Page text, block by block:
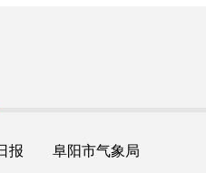
报 阜阳市气象局